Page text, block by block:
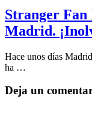
Stranger Fan
Madrid.
Hace unos días
ha …
Deja un